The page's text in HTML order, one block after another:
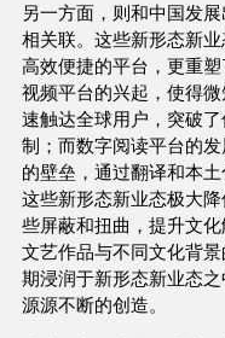
另一方面，则和中国发
相关联。这些新形态新
高效便捷的平台，更重
视频平台的兴起，使得
速触达全球用户，突破
制；而数字阅读平台的
的壁垒，通过翻译和本
这些新形态新业态极大
些屏蔽和扭曲，提升文
文艺作品与不同文化背
期浸润于新形态新业态
源源不断的创造。